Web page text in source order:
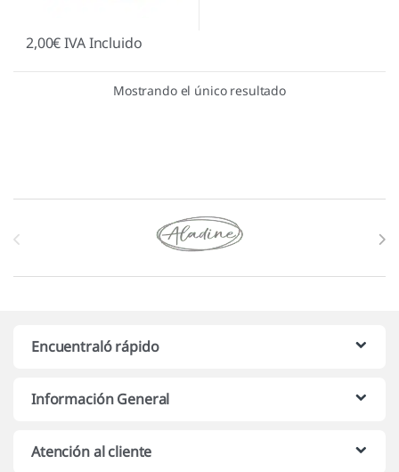
2,00€IVA Incluido
Mostrando el único resultado
Marcas De Carrusel
Encuentraló rápido
Información General
Atención al cliente